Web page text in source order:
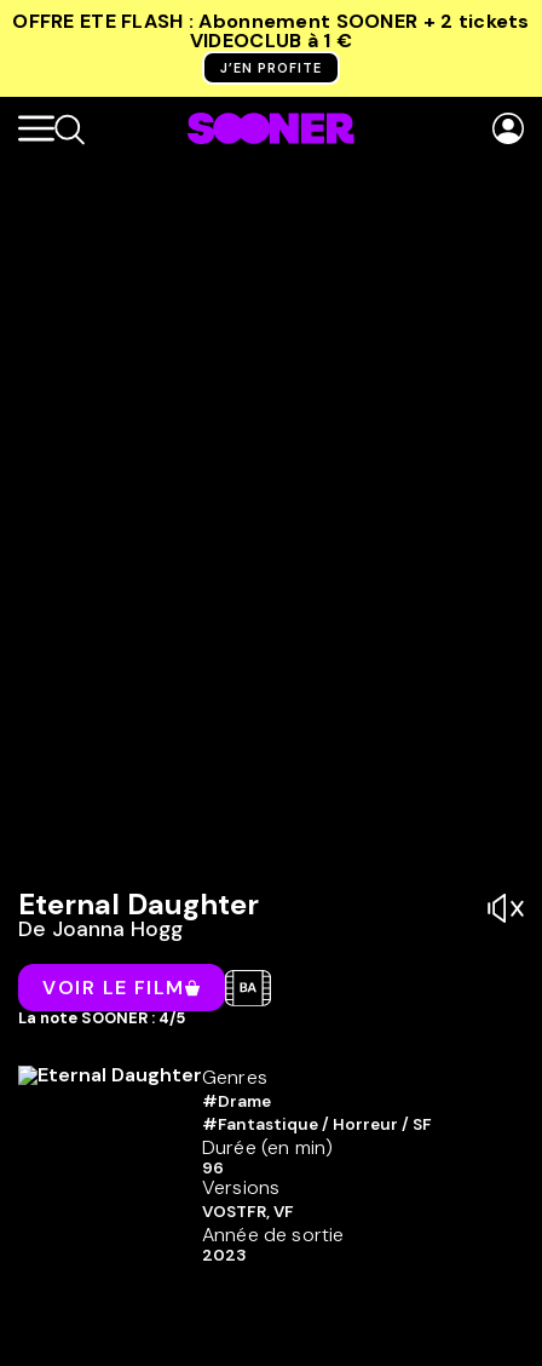
OFFRE ETE FLASH : Abonnement SOONER + 2 tickets
VIDEOCLUB à 1 €
J’EN PROFITE
Eternal Daughter
De Joanna Hogg
VOIR LE FILM
La note SOONER : 4/5
Genres
#Drame
#Fantastique / Horreur / SF
Durée (en min)
96
Versions
VOSTFR, VF
Année de sortie
2023